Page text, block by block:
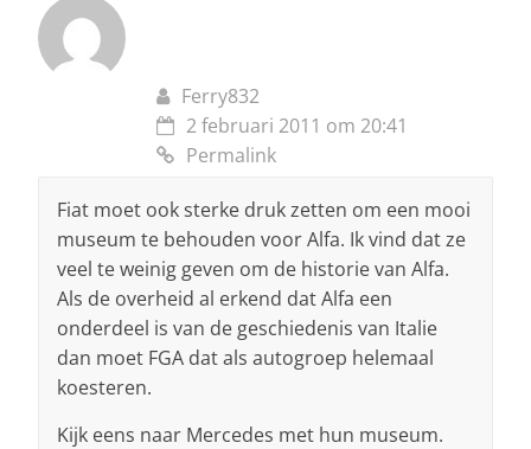
Ferry832
2 februari 2011 om 20:41
Permalink
Fiat moet ook sterke druk zetten om een mooi
museum te behouden voor Alfa. Ik vind dat ze
veel te weinig geven om de historie van Alfa.
Als de overheid al erkend dat Alfa een
onderdeel is van de geschiedenis van Italie
dan moet FGA dat als autogroep helemaal
koesteren.
Kijk eens naar Mercedes met hun museum.